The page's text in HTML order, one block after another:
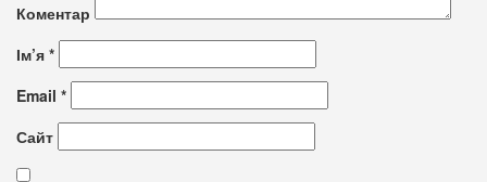
Коментар
Ім’я *
Email *
Сайт